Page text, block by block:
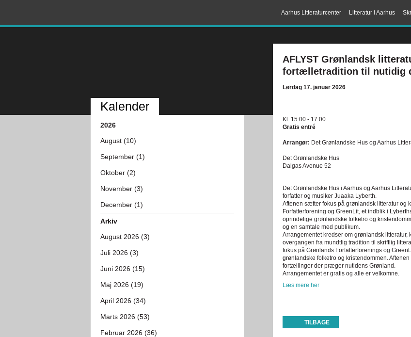
Litteratur i Aarhus
Aarhus Litteraturcenter
AFLYST Grønlandsk
fortælletradition til nutidig
Lørdag 17. januar 2026
Kl. 15:00 - 17:00
Gratis entré
Arrangør: Det Grønlandske Hus og Aarhus
Det Grønlandske Hus
Dalgas Avenue 52
Det Grønlandske Hus i Aarhus og Aarhus
forfatter og musiker Juaaka Lyberth.
Aftenen sætter fokus på grønlandsk litteratur og
Forfatterforening og GreenLit, et indblik i
oprindelige grønlandske folketro og
og en samtale med publikum.
Arrangementet kredser om grønlandsk
overgangen fra mundtlig tradition til skriftlig
fokus på Grønlands Forfatterforenings og
grønlandske folketro og kristendommen.
fortællinger der præger nutidens Grønland.
Arrangementet er gratis og alle er velkomne.
Læs mere her
TILBAGE
Kalender
2026
August (10)
September (1)
Oktober (2)
November (3)
December (1)
Arkiv
August 2026 (3)
Juli 2026 (3)
Juni 2026 (15)
Maj 2026 (19)
April 2026 (34)
Marts 2026 (53)
Februar 2026 (36)